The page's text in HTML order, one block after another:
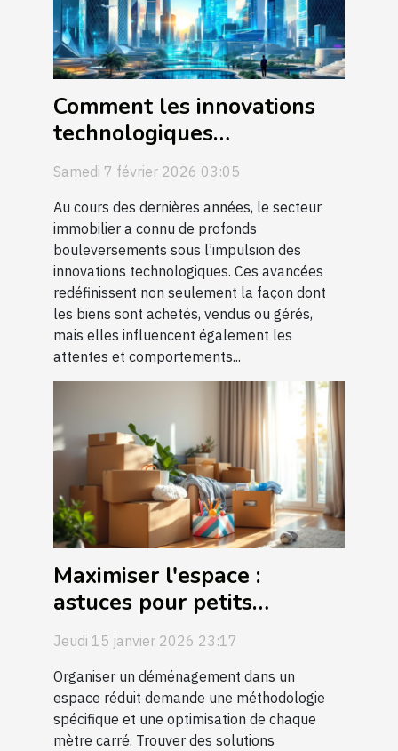
Comment les innovations
technologiques
transforment-elles le
marché immobilier ?
Samedi 7 février 2026 03:05
Au cours des dernières années, le secteur
immobilier a connu de profonds
bouleversements sous l’impulsion des
innovations technologiques. Ces avancées
redéfinissent non seulement la façon dont
les biens sont achetés, vendus ou gérés,
mais elles influencent également les
attentes et comportements...
Maximiser l'espace :
astuces pour petits
déménagements efficaces
Jeudi 15 janvier 2026 23:17
Organiser un déménagement dans un
espace réduit demande une méthodologie
spécifique et une optimisation de chaque
mètre carré. Trouver des solutions